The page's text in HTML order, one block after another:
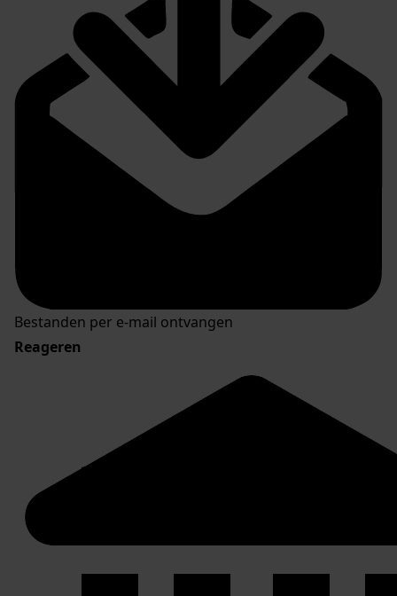
Bestanden per e-mail ontvangen
Reageren